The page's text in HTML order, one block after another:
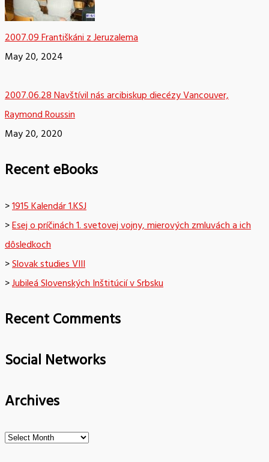
2007.09 Františkáni z Jeruzalema
May 20, 2024
2007.06.28 Navštívil nás arcibiskup diecézy Vancouver,
Raymond Roussin
May 20, 2020
Recent eBooks
>1915 Kalendár 1.KSJ
>Esej o príčinách 1. svetovej vojny, mierových zmluvách a ich
dôsledkoch
>Slovak studies VIII
>Jubileá Slovenských Inštitúcií v Srbsku
Recent Comments
Social Networks
Archives
Archives